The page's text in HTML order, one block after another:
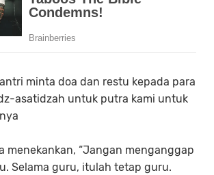
minta doa dan restu kepada para
asatidzah untuk putra kami untuk
menekankan, “Jangan menganggap
Selama guru, itulah tetap guru.